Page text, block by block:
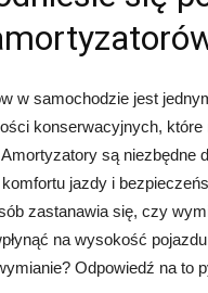
w samochodzie jest
konserwacyjnych, które
są niezbędne
jazdy i
zastanawia się, czy
na wysokość
Odpowiedź na to